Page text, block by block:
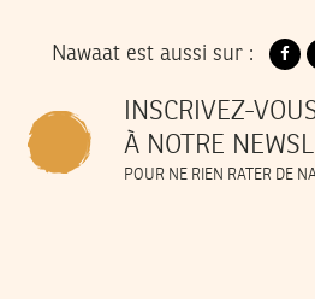
Nawaat est aussi sur :
INSCRIVEZ-
À NOTRE
POUR NE RIEN RATER DE